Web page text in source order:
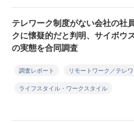
テレワーク制度がない会社の社
クに懐疑的だと判明、サイボウ
の実態を合同調査
調査レポート リモートワーク／テレワ
ライフスタイル・ワークスタイル